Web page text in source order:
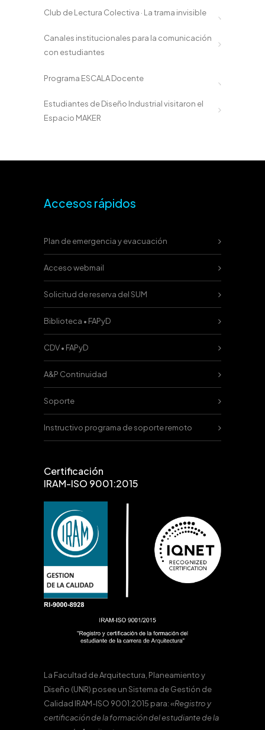
Club de Lectura Colectiva · La trama invisible
Canales institucionales para la comunicación
con estudiantes
Programa ESCALA Docente
Estudiantes de Diseño Industrial visitaron el
Espacio MAKER
Accesos rápidos
Plan de emergencia y evacuación
Acceso webmail
Solicitud de reserva del SUM
Biblioteca • FAPyD
CDV • FAPyD
A&P Continuidad
Soporte
Instructivo programa de soporte remoto
Certificación
IRAM-ISO 9001:2015
La Facultad de Arquitectura, Planeamiento y
Diseño (UNR) posee un Sistema de Gestión de
Calidad IRAM-ISO 9001:2015 para:«Registro y
certificación de la formación del estudiante de la